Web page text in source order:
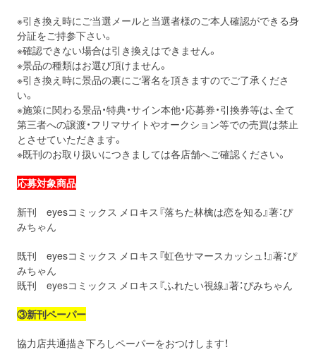
※引き換え時にご当選メールと当選者様のご本人確認ができる身
分証をご持参下さい。
※確認できない場合は引き換えはできません。
※景品の種類はお選び頂けません。
※引き換え時に景品の裏にご署名を頂きますのでご了承くださ
い。
※施策に関わる景品・特典・サイン本他・応募券・引換券等は、全て
第三者への譲渡・フリマサイトやオークション等での売買は禁止
とさせていただきます。
※既刊のお取り扱いにつきましては各店舗へご確認ください。
応募対象商品
新刊 eyesコミックス メロキス『落ちた林檎は恋を知る』著：ぴ
みちゃん
既刊 eyesコミックス メロキス『虹色サマースカッシュ！』著：ぴ
みちゃん
既刊 eyesコミックス メロキス『ふれたい視線』著：ぴみちゃん
③新刊ペーパー
協力店共通描き下ろしペーパーをおつけします！